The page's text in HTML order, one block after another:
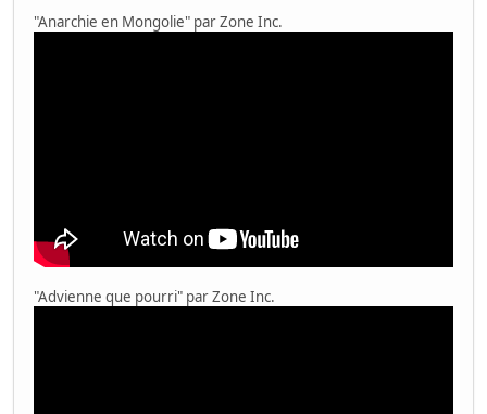
"Anarchie en Mongolie" par Zone Inc.
"Advienne que pourri" par Zone Inc.